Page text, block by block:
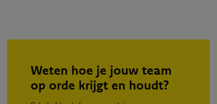
Weten hoe je jouw team
op orde krijgt en houdt?